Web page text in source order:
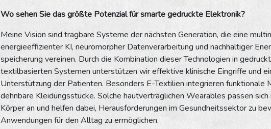
Wo sehen Sie das größte Potenzial für smarte gedruckte Elektronik?
Meine Vision sind tragbare Systeme der nächsten Generation, die eine
energieeffizienter KI, neuromorpher Datenverarbeitung und nachhaltiger
speicherung vereinen. Durch die Kombination dieser Technologien in
textilbasierten Systemen unterstützen wir effektive klinische Eingriffe und
Unterstützung der Patienten. Besonders E-Textilien integrieren funktionale
dehnbare Kleidungsstücke. Solche hautverträglichen Wearables passen
Körper an und helfen dabei, Herausforderungen im Gesundheitssektor zu
Anwendungen für den Alltag zu ermöglichen.